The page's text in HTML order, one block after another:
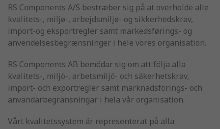
RS Components A/S bestræber sig på at overholde alle
kvalitets-, miljø-, arbejdsmiljø- og sikkerhedskrav,
import-og eksportregler samt markedsførings- og
anvendelsesbegrænsninger i hele vores organisation.
RS Components AB bemödar sig om att följa alla
kvalitets-, miljö-, arbetsmiljö- och säkerhetskrav,
import- och exportregler samt marknadsförings- och
användarbegränsningar i hela vår organisation.
Vårt kvalitetssystem är representerat på alla